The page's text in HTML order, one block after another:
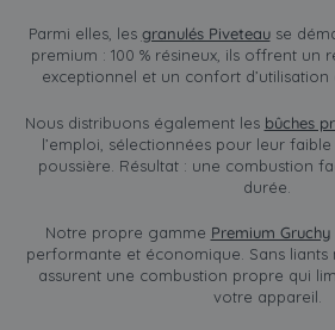
Parmi elles, les granulés Piveteause
premium : 100 % résineux, ils offrent un
exceptionnel et un confort
Nous distribuons également les bûches
l’emploi, sélectionnées pour leur
poussière. Résultat : une combustion
durée.
Notre propre gamme Premium Gruchy
performante et économique. Sans liants
assurent une combustion propre qui
votre appareil.